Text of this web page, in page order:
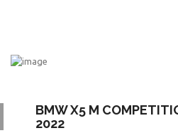
BMW X5 M
2022